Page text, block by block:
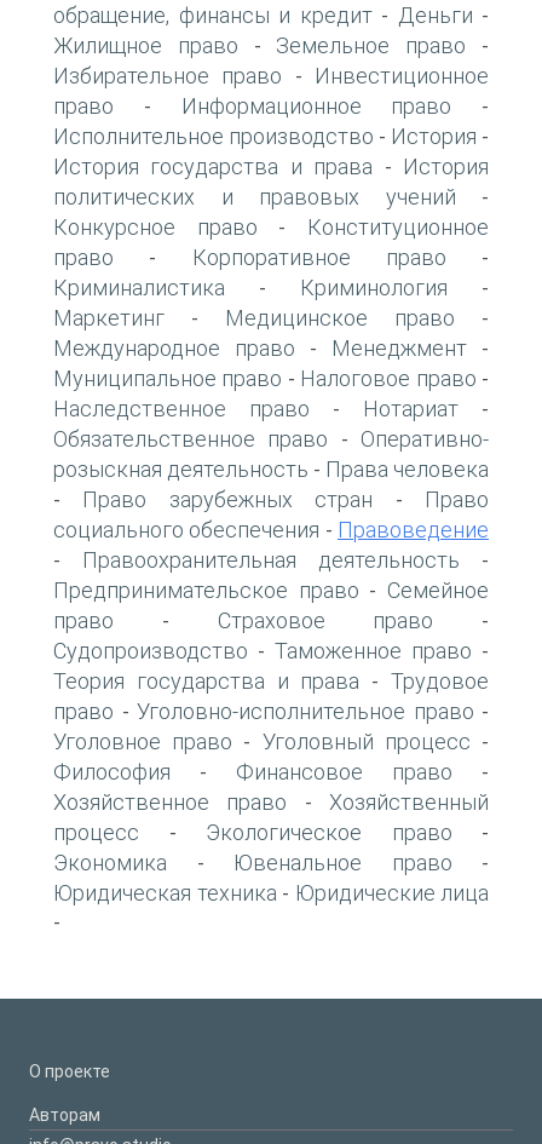
обращение, финансы и кредит- Деньги -
Жилищное право - Земельное право -
Избирательное право -
Инвестиционное
право - Информационное право -
Исполнительное производство - История -
История государства и права -
История
политических и правовых учений -
Конкурсное право -
Конституционное
право - Корпоративное право -
Криминалистика - Криминология -
Маркетинг - Медицинское право -
Международное право - Менеджмент -
Муниципальное право - Налоговое право -
Наследственное право - Нотариат -
Обязательственное право - Оперативно-
розыскная деятельность - Права человека
- Право зарубежных стран -
Право
социального обеспечения - Правоведение
- Правоохранительная деятельность -
Предпринимательское право - Семейное
право - Страховое право -
Судопроизводство - Таможенное право -
Теория государства и права -Трудовое
право - Уголовно-исполнительное право -
Уголовное право - Уголовный процесс -
Философия - Финансовое право -
Хозяйственное право - Хозяйственный
процесс - Экологическое право -
Экономика - Ювенальное право -
Юридическая техника - Юридические лица
-
О проекте
Авторам